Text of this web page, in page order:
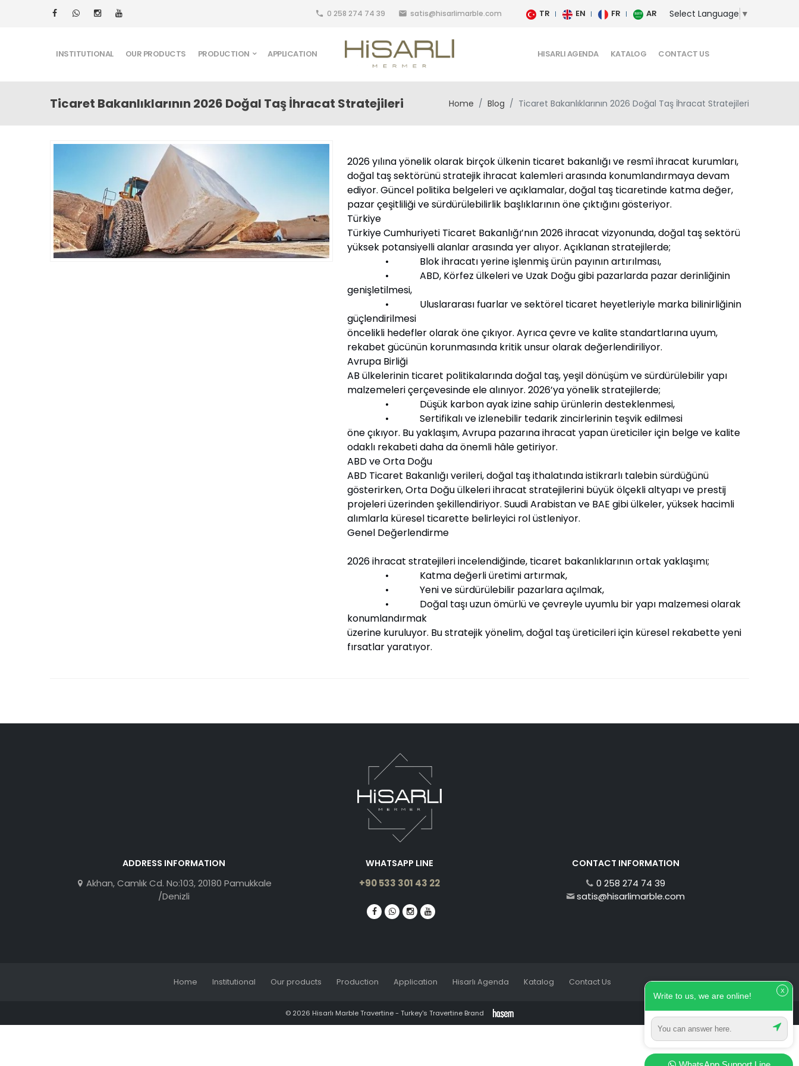
local_phone 0 258 274 74 39 email satis@hisarlimarble.com TR EN FR AR Select Language ▼
INSTITUTIONAL OUR PRODUCTS PRODUCTION APPLICATION HISARLI AGENDA KATALOG CONTACT US
Ticaret Bakanlıklarının 2026 Doğal Taş İhracat Stratejileri Home Blog Ticaret Bakanlıklarının 2026 Doğal Taş İhracat Stratejileri
2026 yılına yönelik olarak birçok ülkenin ticaret bakanlığı ve resmî ihracat kurumları,
doğal taş sektörünü stratejik ihracat kalemleri arasında konumlandırmaya devam
ediyor. Güncel politika belgeleri ve açıklamalar, doğal taş ticaretinde katma değer,
pazar çeşitliliği ve sürdürülebilirlik başlıklarının öne çıktığını gösteriyor.
Türkiye
Türkiye Cumhuriyeti Ticaret Bakanlığı’nın 2026 ihracat vizyonunda, doğal taş sektörü
yüksek potansiyelli alanlar arasında yer alıyor. Açıklanan stratejilerde;
• Blok ihracatı yerine işlenmiş ürün payının artırılması,
• ABD, Körfez ülkeleri ve Uzak Doğu gibi pazarlarda pazar derinliğinin
genişletilmesi,
• Uluslararası fuarlar ve sektörel ticaret heyetleriyle marka bilinirliğinin
güçlendirilmesi
öncelikli hedefler olarak öne çıkıyor. Ayrıca çevre ve kalite standartlarına uyum,
rekabet gücünün korunmasında kritik unsur olarak değerlendiriliyor.
Avrupa Birliği
AB ülkelerinin ticaret politikalarında doğal taş, yeşil dönüşüm ve sürdürülebilir yapı
malzemeleri çerçevesinde ele alınıyor. 2026’ya yönelik stratejilerde;
• Düşük karbon ayak izine sahip ürünlerin desteklenmesi,
• Sertifikalı ve izlenebilir tedarik zincirlerinin teşvik edilmesi
öne çıkıyor. Bu yaklaşım, Avrupa pazarına ihracat yapan üreticiler için belge ve kalite
odaklı rekabeti daha da önemli hâle getiriyor.
ABD ve Orta Doğu
ABD Ticaret Bakanlığı verileri, doğal taş ithalatında istikrarlı talebin sürdüğünü
gösterirken, Orta Doğu ülkeleri ihracat stratejilerini büyük ölçekli altyapı ve prestij
projeleri üzerinden şekillendiriyor. Suudi Arabistan ve BAE gibi ülkeler, yüksek hacimli
alımlarla küresel ticarette belirleyici rol üstleniyor.
Genel Değerlendirme
2026 ihracat stratejileri incelendiğinde, ticaret bakanlıklarının ortak yaklaşımı;
• Katma değerli üretimi artırmak,
• Yeni ve sürdürülebilir pazarlara açılmak,
• Doğal taşı uzun ömürlü ve çevreyle uyumlu bir yapı malzemesi olarak
konumlandırmak
üzerine kuruluyor. Bu stratejik yönelim, doğal taş üreticileri için küresel rekabette yeni
fırsatlar yaratıyor.
ADDRESS INFORMATION
Akhan, Camlık Cd. No:103, 20180 Pamukkale
/Denizli
WHATSAPP LINE
+90 533 301 43 22
CONTACT INFORMATION
0 258 274 74 39
satis@hisarlimarble.com
Home Institutional Our products Production Application Hisarlı Agenda Katalog Contact Us
© 2026 Hisarlı Marble Travertine - Turkey's Travertine Brand
X
Write to us, we are online!